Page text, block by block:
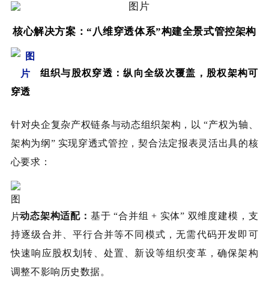
核心解决方案：“八维穿透体系”构建全景式管控架构
组织与股权穿透：纵向全级次覆盖，股权架构可
穿透
针对央企复杂产权链条与动态组织架构，以 “产权为轴、
架构为纲” 实现穿透式管控，契合法定报表灵活出具的核
心要求：
动态架构适配： 基于 “合并组 + 实体” 双维度建模，支
持逐级合并、平行合并等不同模式，无需代码开发即可
快速响应股权划转、处置、新设等组织变革，确保架构
调整不影响历史数据。